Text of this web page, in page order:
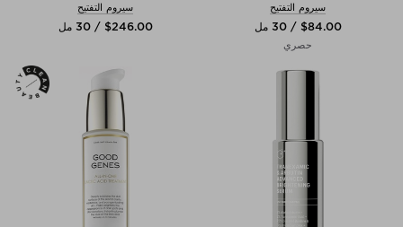
سيروم التفتيح
$‌84.00 / 30 مل
حصري
سيروم التفتيح
$‌246.00 / 30 مل